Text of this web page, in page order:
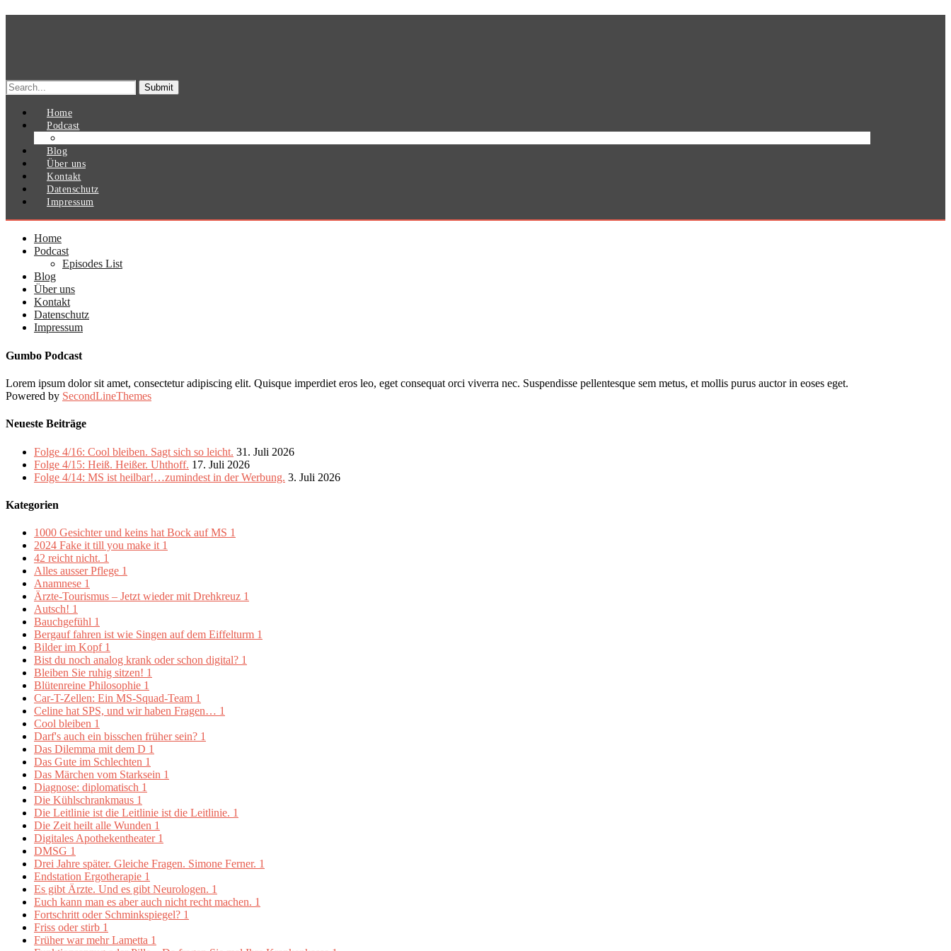
Search
for:
Home
Podcast
Blog
Über uns
Kontakt
Datenschutz
Impressum
Home
Podcast
Episodes List
Blog
Über uns
Kontakt
Datenschutz
Impressum
Gumbo Podcast
Lorem ipsum dolor sit amet, consectetur adipiscing elit. Quisque imperdiet eros leo, eget consequat orci viverra nec. Suspendisse pellentesque sem metus, et mollis purus auctor in eoses eget.
Powered by SecondLineThemes
Neueste Beiträge
Folge 4/16: Cool bleiben. Sagt sich so leicht. 31. Juli 2026
Folge 4/15: Heiß. Heißer. Uhthoff. 17. Juli 2026
Folge 4/14: MS ist heilbar!…zumindest in der Werbung. 3. Juli 2026
Kategorien
1000 Gesichter und keins hat Bock auf MS 1
2024 Fake it till you make it 1
42 reicht nicht. 1
Alles ausser Pflege 1
Anamnese 1
Ärzte-Tourismus – Jetzt wieder mit Drehkreuz 1
Autsch! 1
Bauchgefühl 1
Bergauf fahren ist wie Singen auf dem Eiffelturm 1
Bilder im Kopf 1
Bist du noch analog krank oder schon digital? 1
Bleiben Sie ruhig sitzen! 1
Blütenreine Philosophie 1
Car-T-Zellen: Ein MS-Squad-Team 1
Celine hat SPS, und wir haben Fragen… 1
Cool bleiben 1
Darf's auch ein bisschen früher sein? 1
Das Dilemma mit dem D 1
Das Gute im Schlechten 1
Das Märchen vom Starksein 1
Diagnose: diplomatisch 1
Die Kühlschrankmaus 1
Die Leitlinie ist die Leitlinie ist die Leitlinie. 1
Die Zeit heilt alle Wunden 1
Digitales Apothekentheater 1
DMSG 1
Drei Jahre später. Gleiche Fragen. Simone Ferner. 1
Endstation Ergotherapie 1
Es gibt Ärzte. Und es gibt Neurologen. 1
Euch kann man es aber auch nicht recht machen. 1
Fortschritt oder Schminkspiegel? 1
Friss oder stirb 1
Früher war mehr Lametta 1